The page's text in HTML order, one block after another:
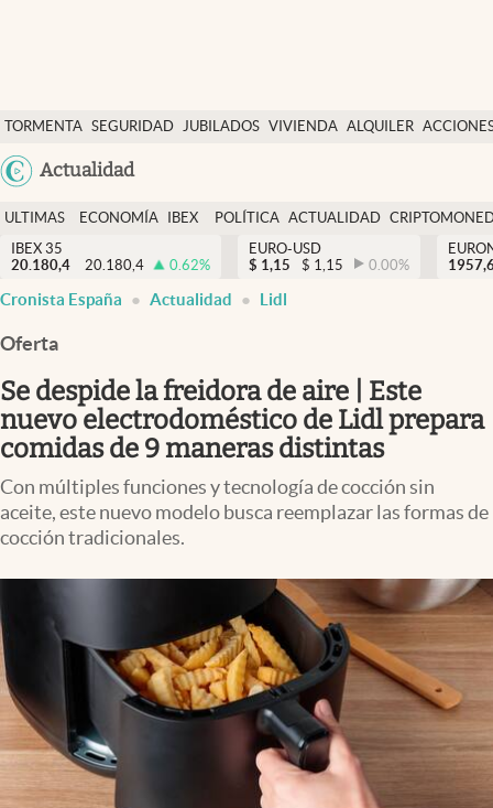
TORMENTA SEGURIDAD JUBILADOS VIVIENDA ALQUILER
USA
Actualidad
Economía y finanzas
Política
Actualidad
Criptomonedas
España
ULTIMAS
NOTICIAS
ECONOMÍA
FINANZAS
IBEX
EURO
POLÍTICA ACTUALIDAD
IBEX 35
20.180,4
20.180,4 0.62%
EURO-USD
$ 1,15 $ 1,15 0.00%
Cronista España Actualidad Lidl
Oferta
Se despide la freidora de aire | Este
nuevo electrodoméstico de Lidl prepara
comidas de 9 maneras distintas
Con múltiples funciones y tecnología de cocción sin
aceite, este nuevo modelo busca reemplazar las formas de
cocción tradicionales.